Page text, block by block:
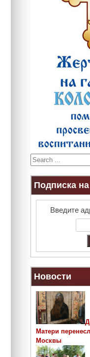
S
e
a
c
Подписка
Введите
Новости
Матери
Москвы